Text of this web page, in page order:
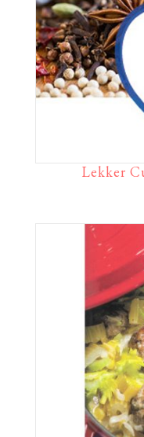
Lekker